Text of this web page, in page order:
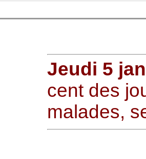
Jeudi 5
cent des
malades,